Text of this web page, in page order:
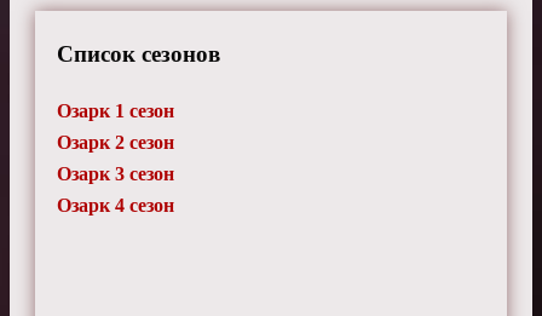
уровень!
WildPixel
Криминальная история, которая держит в
напряжении буквально с первой минуты!
Список сезонов
Озарк 1 сезон
Озарк 2 сезон
Озарк 3 сезон
Озарк 4 сезон